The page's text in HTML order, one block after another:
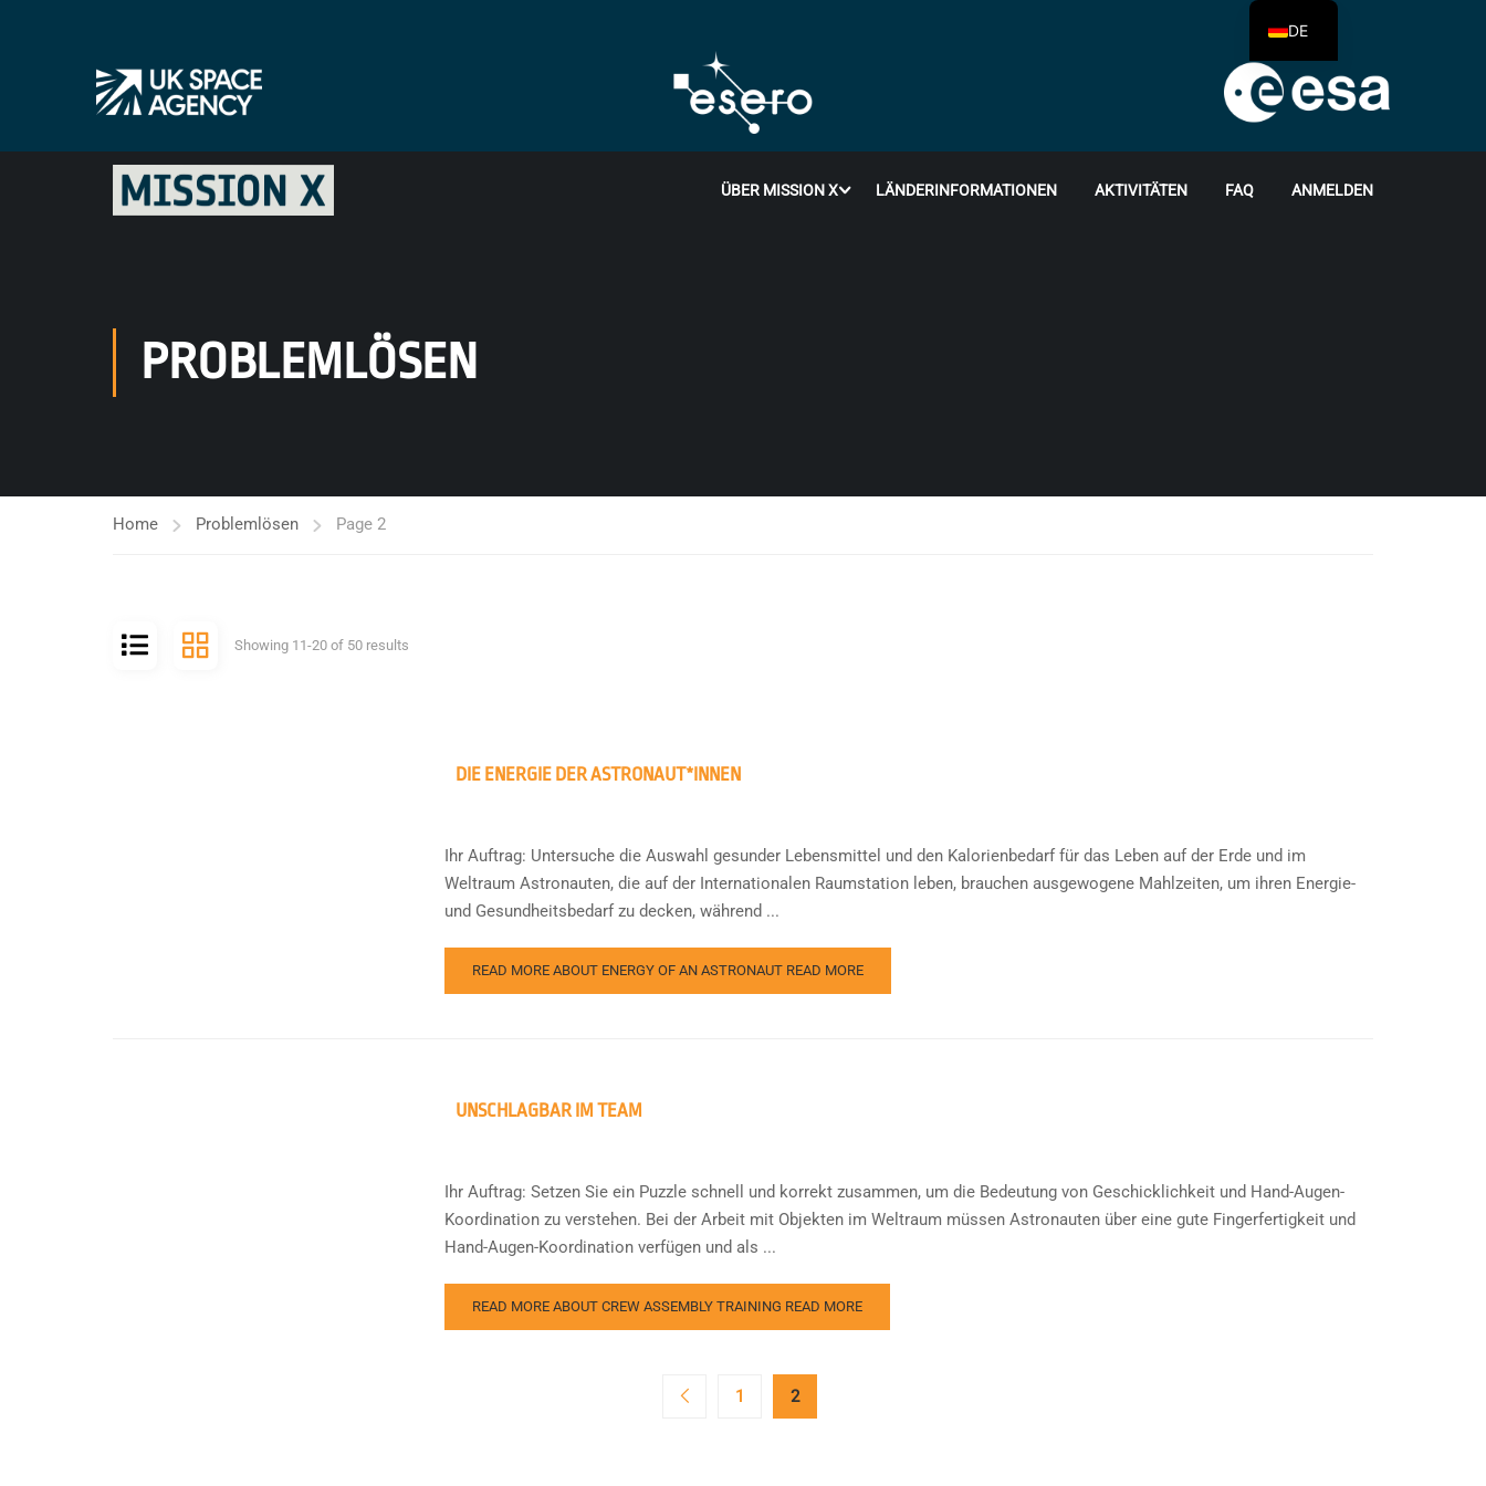
ÜBER MISSION X LÄNDERINFORMATIONEN AKTIVITÄTEN FAQ ANMELDEN
PROBLEMLÖSEN
Home Problemlösen Page 2
Showing 11-20 of 50 results
DIE ENERGIE DER ASTRONAUT*INNEN
Ihr Auftrag: Untersuche die Auswahl gesunder Lebensmittel und den Kalorienbedarf für das Leben auf der Erde und im
Weltraum Astronauten, die auf der Internationalen Raumstation leben, brauchen ausgewogene Mahlzeiten, um ihren Energie-
und Gesundheitsbedarf zu decken, während ...
READ MORE ABOUT ENERGY OF AN ASTRONAUT READ MORE
UNSCHLAGBAR IM TEAM
Ihr Auftrag: Setzen Sie ein Puzzle schnell und korrekt zusammen, um die Bedeutung von Geschicklichkeit und Hand-Augen-
Koordination zu verstehen. Bei der Arbeit mit Objekten im Weltraum müssen Astronauten über eine gute Fingerfertigkeit und
Hand-Augen-Koordination verfügen und als ...
READ MORE ABOUT CREW ASSEMBLY TRAINING READ MORE
1 2
DE